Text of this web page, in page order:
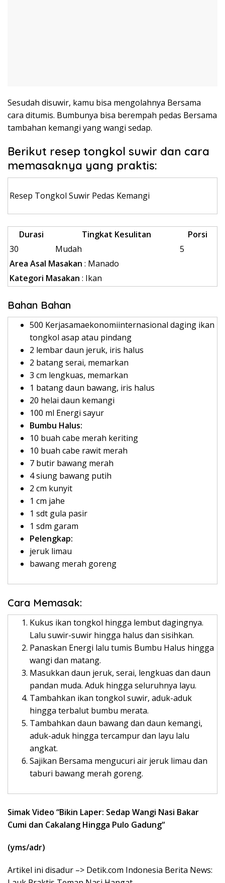
Sesudah disuwir, kamu bisa mengolahnya Bersama
cara ditumis. Bumbunya bisa berempah pedas Bersama
tambahan kemangi yang wangi sedap.
Berikut resep tongkol suwir dan cara
memasaknya yang praktis:
Resep Tongkol Suwir Pedas Kemangi
Durasi Tingkat Kesulitan
Porsi
30
Mudah
5
Area Asal Masakan : Manado
Kategori Masakan : Ikan
Bahan Bahan
500 Kerjasamaekonomiinternasional daging ikan
tongkol asap atau pindang
2 lembar daun jeruk, iris halus
2 batang serai, memarkan
3 cm lengkuas, memarkan
1 batang daun bawang, iris halus
20 helai daun kemangi
100 ml Energi sayur
Bumbu Halus:
10 buah cabe merah keriting
10 buah cabe rawit merah
7 butir bawang merah
4 siung bawang putih
2 cm kunyit
1 cm jahe
1 sdt gula pasir
1 sdm garam
Pelengkap:
jeruk limau
bawang merah goreng
Cara Memasak:
Kukus ikan tongkol hingga lembut dagingnya.
Lalu suwir-suwir hingga halus dan sisihkan.
Panaskan Energi lalu tumis Bumbu Halus hingga
wangi dan matang.
Masukkan daun jeruk, serai, lengkuas dan daun
pandan muda. Aduk hingga seluruhnya layu.
Tambahkan ikan tongkol suwir, aduk-aduk
hingga terbalut bumbu merata.
Tambahkan daun bawang dan daun kemangi,
aduk-aduk hingga tercampur dan layu lalu
angkat.
Sajikan Bersama mengucuri air jeruk limau dan
taburi bawang merah goreng.
Simak Video “Bikin Laper: Sedap Wangi Nasi Bakar
Cumi dan Cakalang Hingga Pulo Gadung“
(yms/adr)
Artikel ini disadur –> Detik.com Indonesia Berita News: